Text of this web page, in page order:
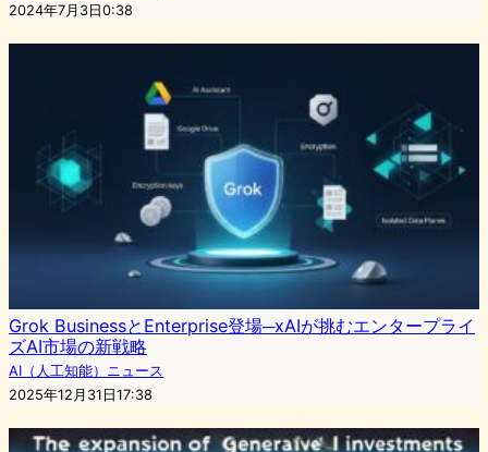
2024年7月3日0:38
Grok BusinessとEnterprise登場─xAIが挑むエンタープライ
ズAI市場の新戦略
AI（人工知能）ニュース
2025年12月31日17:38